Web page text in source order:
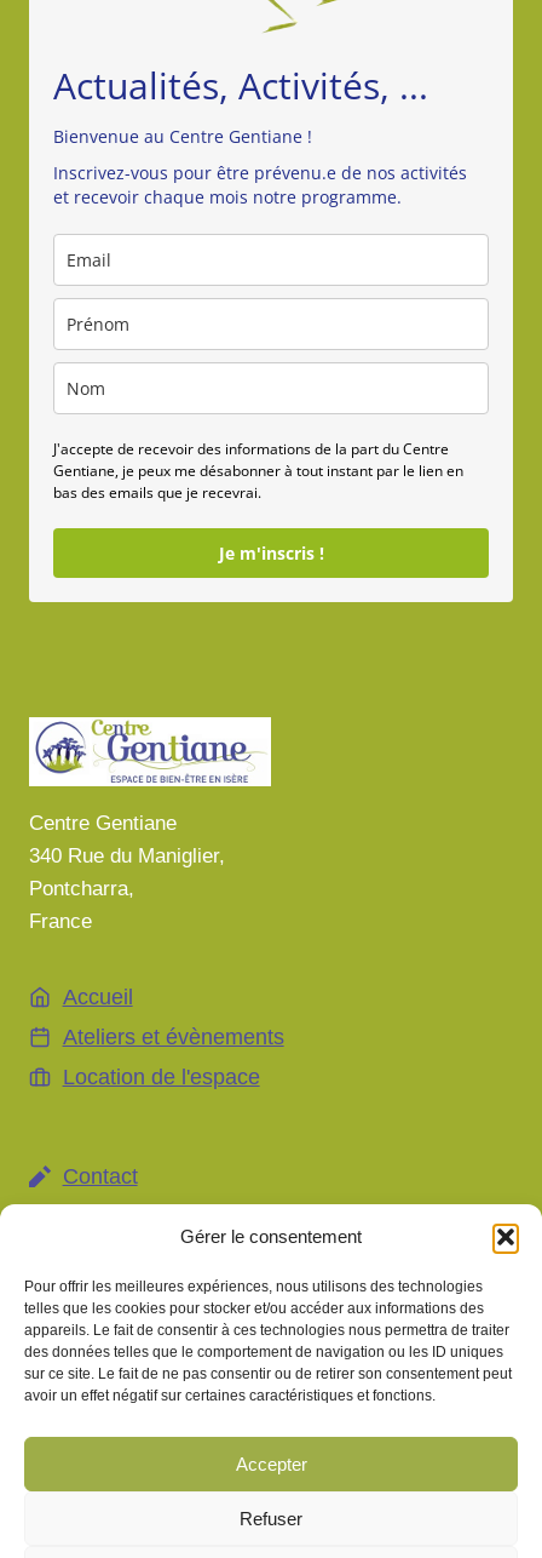
Gérer le consentement
Pour offrir les meilleures expériences, nous utilisons des technologies
telles que les cookies pour stocker et/ou accéder aux informations des
appareils. Le fait de consentir à ces technologies nous permettra de traiter
des données telles que le comportement de navigation ou les ID uniques
sur ce site. Le fait de ne pas consentir ou de retirer son consentement peut
avoir un effet négatif sur certaines caractéristiques et fonctions.
Accepter
Refuser
Actualités, Activités, ...
Bienvenue au Centre Gentiane !
Inscrivez-vous pour être prévenu.e de nos activités
et recevoir chaque mois notre programme.
J'accepte de recevoir des informations de la part du Centre
Gentiane, je peux me désabonner à tout instant par le lien en
bas des emails que je recevrai.
Je m'inscris !
Centre Gentiane
340 Rue du Maniglier,
Pontcharra,
France
Accueil
Ateliers et évènements
Location de l'espace
Contact
personnelles
Gestion des cookies
Information importante
s'inscrivent dans une démarche de bien-être et de
un avis médical, un diagnostic ou un traitement prescrit par un